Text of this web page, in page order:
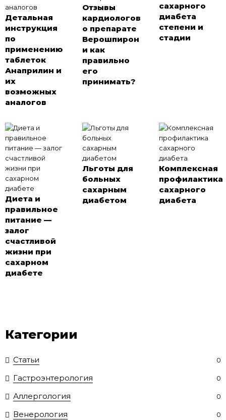
Детальная
инструкция
по
применению
таблеток
Анаприлин и
их
возможных
аналогов
Отзывы
кардиологов
о препарате
Верошпирон
и как
правильно
его
принимать?
сахарного
диабета
степени и
стадии
Диета и
правильное
питание —
залог
счастливой
жизни при
сахарном
диабете
Льготы для
больных
сахарным
диабетом
Комплексная
профилактика
сахарного
диабета
Категории
Статьи 0
Гастроэнтерология 0
Аллергология 0
Венерология 0